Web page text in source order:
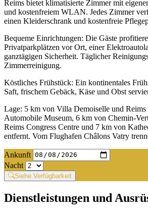
Reims bietet klimatisierte Zimmer mit
und kostenfreiem WLAN. Jedes Zimmer
einen Kleiderschrank und kostenfreie
Bequeme Einrichtungen: Die Gäste
Privatparkplätzen vor Ort, einer
ganztägigen Sicherheit. Täglicher
Zimmerreinigung.
Köstliches Frühstück: Ein kontinentales
Saft, frischem Gebäck, Käse und Obst
Lage: 5 km von Villa Demoiselle und Reims
Automobile Museum, 6 km von Chemin-
Reims Congress Centre und 7 km von
entfernt. Vom Flughafen Châlons Vatry
Ankunft
Nacht
Siehe Verfügbarkeit
Dienstleistungen und